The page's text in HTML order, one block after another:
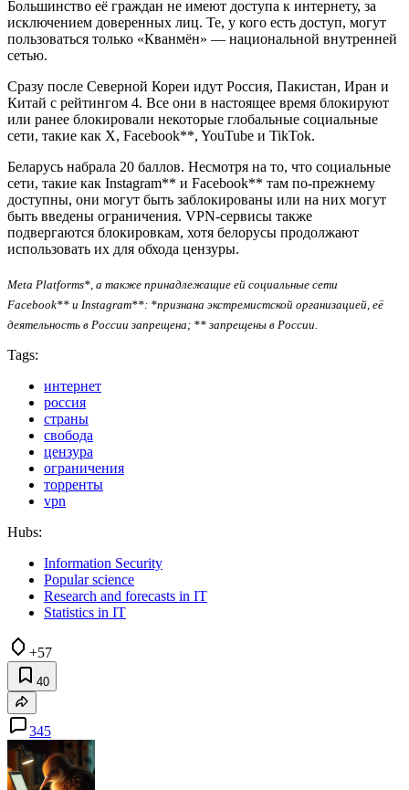
Большинство её граждан не имеют доступа к интернету, за
исключением доверенных лиц. Те, у кого есть доступ, могут
пользоваться только «Кванмён» — национальной внутренней
сетью.
Сразу после Северной Кореи идут Россия, Пакистан, Иран и
Китай с рейтингом 4. Все они в настоящее время блокируют
или ранее блокировали некоторые глобальные социальные
сети, такие как X, Facebook**, YouTube и TikTok.
Беларусь набрала 20 баллов. Несмотря на то, что социальные
сети, такие как Instagram** и Facebook** там по-прежнему
доступны, они могут быть заблокированы или на них могут
быть введены ограничения. VPN-сервисы также
подвергаются блокировкам, хотя белорусы продолжают
использовать их для обхода цензуры.
Meta Platforms*, а также принадлежащие ей социальные сети
Facebook** и Instagram**: *признана экстремистской организацией, её
деятельность в России запрещена; ** запрещены в России.
Tags:
интернет
россия
страны
свобода
цензура
ограничения
торренты
vpn
Hubs:
Information Security
Popular science
Research and forecasts in IT
Statistics in IT
+57
40
345